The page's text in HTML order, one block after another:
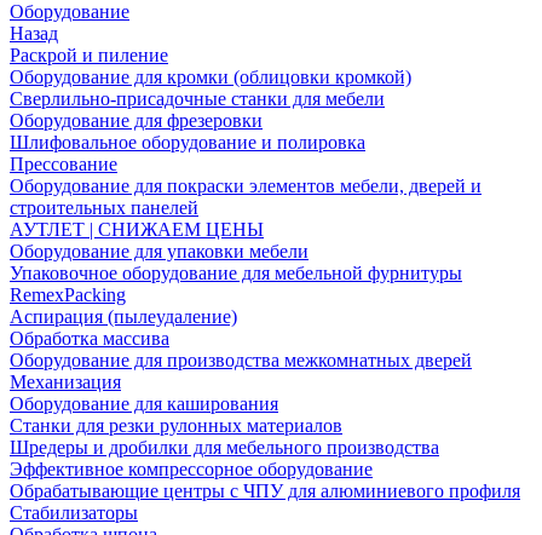
Оборудование
Назад
Раскрой и пиление
Оборудование для кромки (облицовки кромкой)
Сверлильно-присадочные станки для мебели
Оборудование для фрезеровки
Шлифовальное оборудование и полировка
Прессование
Оборудование для покраски элементов мебели, дверей и
строительных панелей
АУТЛЕТ | СНИЖАЕМ ЦЕНЫ
Оборудование для упаковки мебели
Упаковочное оборудование для мебельной фурнитуры
RemexPacking
Аспирация (пылеудаление)
Обработка массива
Оборудование для производства межкомнатных дверей
Механизация
Оборудование для каширования
Станки для резки рулонных материалов
Шредеры и дробилки для мебельного производства
Эффективное компрессорное оборудование
Обрабатывающие центры с ЧПУ для алюминиевого профиля
Стабилизаторы